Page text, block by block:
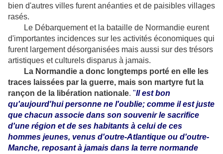
bien d'autres villes furent anéanties et de paisibles villages
rasés.
Le Débarquement et la bataille de Normandie eurent
d'importantes incidences sur les activités économiques qui
furent largement désorganisées mais aussi sur des trésors
artistiques et culturels disparus à jamais.
La Normandie a donc longtemps porté en elle les
traces laissées par la guerre, mais son martyre fut la
rançon de la libération nationale. "Il est bon
qu'aujourd'hui personne ne l'oublie; comme il est juste
que chacun associe dans son souvenir le sacrifice
d'une région et de ses habitants à celui de ces
hommes jeunes, venus d'outre-Atlantique ou d'outre-
Manche, reposant à jamais dans la terre normande